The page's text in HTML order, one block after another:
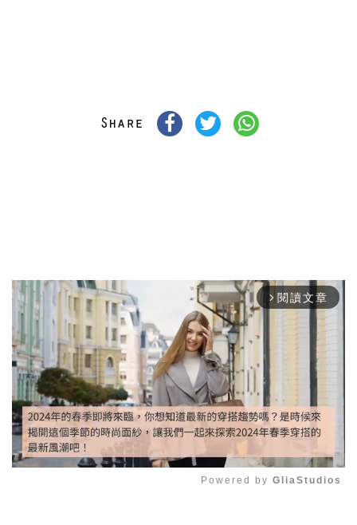
arrow_forward_ios 閱讀文章
Powered by GliaStudios